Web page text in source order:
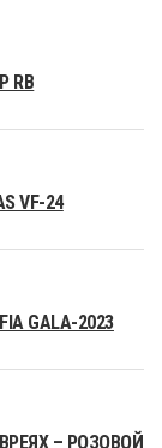
RB
VF-24
GALA-2023
– РОЗОВОЙ